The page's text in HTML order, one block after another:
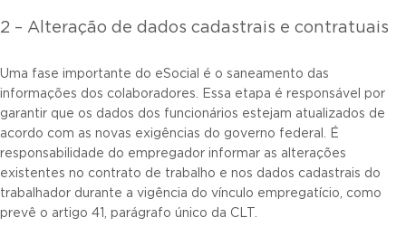
2 – Alteração de dados cadastrais e contratuais
Uma fase importante do eSocial é o saneamento das
informações dos colaboradores. Essa etapa é responsável por
garantir que os dados dos funcionários estejam atualizados de
acordo com as novas exigências do governo federal. É
responsabilidade do empregador informar as alterações
existentes no contrato de trabalho e nos dados cadastrais do
trabalhador durante a vigência do vínculo empregatício, como
prevê o artigo 41, parágrafo único da CLT.